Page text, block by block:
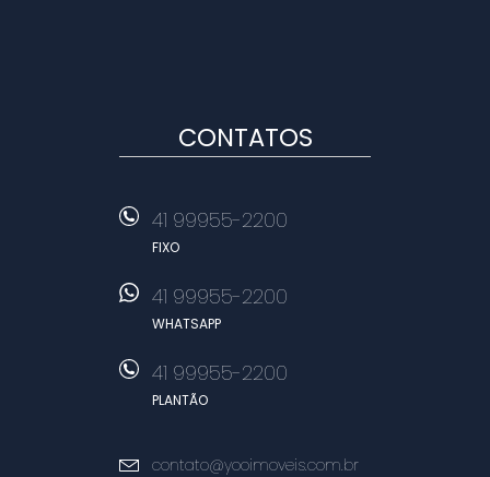
CONTATOS
41 99955-2200
FIXO
41 99955-2200
WHATSAPP
41 99955-2200
PLANTÃO
contato@yooimoveis.com.br